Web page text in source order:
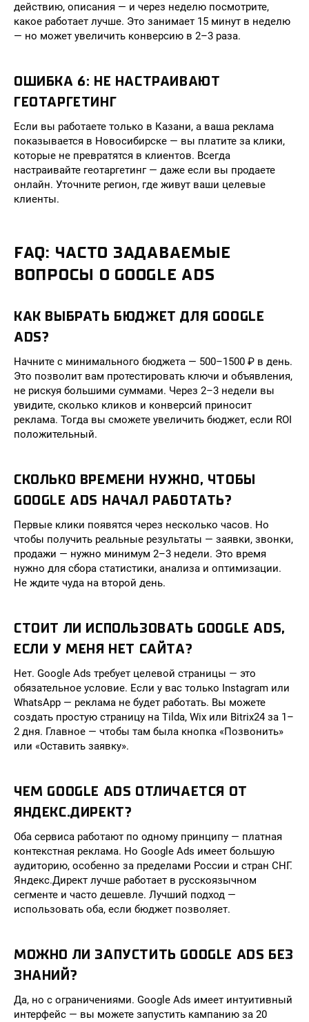
действию, описания — и через неделю посмотрите,
какое работает лучше. Это занимает 15 минут в неделю
— но может увеличить конверсию в 2–3 раза.
ОШИБКА 6: НЕ НАСТРАИВАЮТ
ГЕОТАРГЕТИНГ
Если вы работаете только в Казани, а ваша реклама
показывается в Новосибирске — вы платите за клики,
которые не превратятся в клиентов. Всегда
настраивайте геотаргетинг — даже если вы продаете
онлайн. Уточните регион, где живут ваши целевые
клиенты.
FAQ: ЧАСТО ЗАДАВАЕМЫЕ
ВОПРОСЫ О GOOGLE ADS
КАК ВЫБРАТЬ БЮДЖЕТ ДЛЯ GOOGLE
ADS?
Начните с минимального бюджета — 500–1500 ₽ в день.
Это позволит вам протестировать ключи и объявления,
не рискуя большими суммами. Через 2–3 недели вы
увидите, сколько кликов и конверсий приносит
реклама. Тогда вы сможете увеличить бюджет, если ROI
положительный.
СКОЛЬКО ВРЕМЕНИ НУЖНО, ЧТОБЫ
GOOGLE ADS НАЧАЛ РАБОТАТЬ?
Первые клики появятся через несколько часов. Но
чтобы получить реальные результаты — заявки, звонки,
продажи — нужно минимум 2–3 недели. Это время
нужно для сбора статистики, анализа и оптимизации.
Не ждите чуда на второй день.
СТОИТ ЛИ ИСПОЛЬЗОВАТЬ GOOGLE ADS,
ЕСЛИ У МЕНЯ НЕТ САЙТА?
Нет. Google Ads требует целевой страницы — это
обязательное условие. Если у вас только Instagram или
WhatsApp — реклама не будет работать. Вы можете
создать простую страницу на Tilda, Wix или Bitrix24 за 1–
2 дня. Главное — чтобы там была кнопка «Позвонить»
или «Оставить заявку».
ЧЕМ GOOGLE ADS ОТЛИЧАЕТСЯ ОТ
ЯНДЕКС.ДИРЕКТ?
Оба сервиса работают по одному принципу — платная
контекстная реклама. Но Google Ads имеет большую
аудиторию, особенно за пределами России и стран СНГ.
Яндекс.Директ лучше работает в русскоязычном
сегменте и часто дешевле. Лучший подход —
использовать оба, если бюджет позволяет.
МОЖНО ЛИ ЗАПУСТИТЬ GOOGLE ADS БЕЗ
ЗНАНИЙ?
Да, но с ограничениями. Google Ads имеет интуитивный
интерфейс — вы можете запустить кампанию за 20